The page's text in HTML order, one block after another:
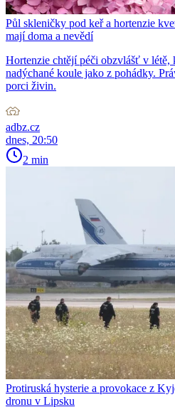
Půl skleničky pod keř a hortenzie
mají doma a nevědí
Hortenzie chtějí péči obzvlášť v létě,
nadýchané koule jako z pohádky.
porci živin.
adbz.cz
dnes, 20:50
2 min
Protiruská hysterie a provokace z
dronu v Lipsku